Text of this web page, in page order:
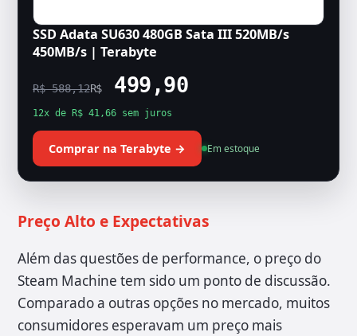
SSD Adata SU630 480GB Sata III 520MB/s
450MB/s | Terabyte
R$ 588,12R$499,90
12x de R$ 41,66 sem juros
Comprar na Terabyte → Em estoque
Preço Alto e Expectativas
Além das questões de performance, o preço do
Steam Machine tem sido um ponto de discussão.
Comparado a outras opções no mercado, muitos
consumidores esperavam um preço mais